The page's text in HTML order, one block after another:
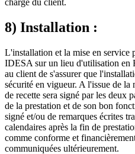
charge du client.
8) Installation :
L'installation et la mise en service
IDESA sur un lieu d'utilisation en
au client de s'assurer que
sécurité en vigueur. A l'issue de la
de recette sera signé par les deux
de la prestation et de son bon
signé et/ou de remarques écrites
calendaires après la fin de
comme conforme et
communiquées ultérieurement.